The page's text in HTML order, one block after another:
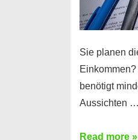
Sie planen
benötigt
Aussichten …
Mit
Read more »